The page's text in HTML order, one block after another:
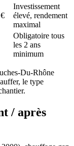
€
Investissement
élevé, rendement
maximal
Obligatoire tous
les 2 ans
minimum
Du-Rhône
le type
/ après